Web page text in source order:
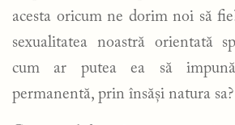
acesta oricum ne dorim noi să
sexualitatea noastră orientată
cum ar putea ea să
permanentă, prin însăși natura sa?